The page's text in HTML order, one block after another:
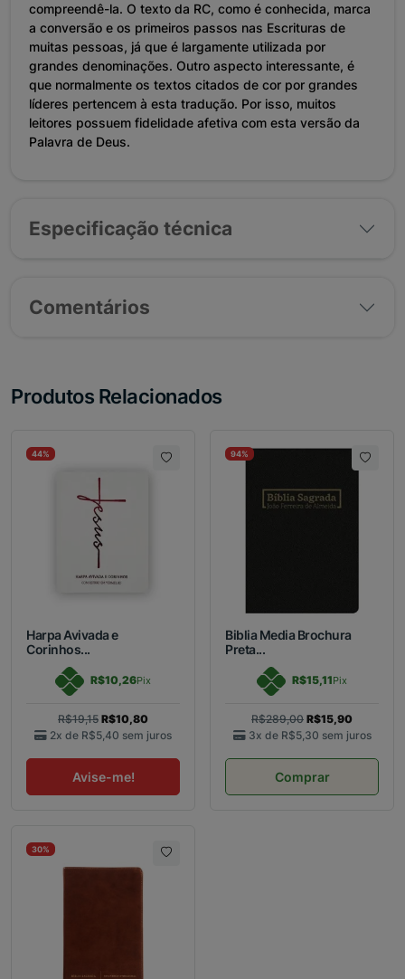
compreendê-la. O texto da RC, como é conhecida, marca
a conversão e os primeiros passos nas Escrituras de
muitas pessoas, já que é largamente utilizada por
grandes denominações. Outro aspecto interessante, é
que normalmente os textos citados de cor por grandes
líderes pertencem à esta tradução. Por isso, muitos
leitores possuem fidelidade afetiva com esta versão da
Palavra de Deus.
Especificação técnica
Comentários
Produtos Relacionados
44%
Harpa Avivada e
Corinhos...
R$10,26Pix
R$19,15 R$10,80
2x de R$5,40 sem juros
Avise-me!
94%
Biblia Media Brochura
Preta...
R$15,11Pix
R$289,00 R$15,90
3x de R$5,30 sem juros
Comprar
30%